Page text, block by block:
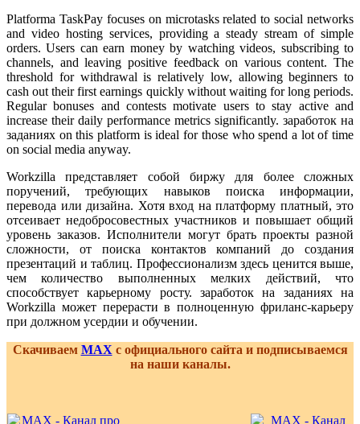
Platforma TaskPay focuses on microtasks related to social networks
and video hosting services, providing a steady stream of simple
orders. Users can earn money by watching videos, subscribing to
channels, and leaving positive feedback on various content. The
threshold for withdrawal is relatively low, allowing beginners to
cash out their first earnings quickly without waiting for long periods.
Regular bonuses and contests motivate users to stay active and
increase their daily performance metrics significantly. заработок на
заданиях on this platform is ideal for those who spend a lot of time
on social media anyway.
Workzilla представляет собой биржу для более сложных
поручений, требующих навыков поиска информации,
перевода или дизайна. Хотя вход на платформу платный, это
отсеивает недобросовестных участников и повышает общий
уровень заказов. Исполнители могут брать проекты разной
сложности, от поиска контактов компаний до создания
презентаций и таблиц. Профессионализм здесь ценится выше,
чем количество выполненных мелких действий, что
способствует карьерному росту. заработок на заданиях на
Workzilla может перерасти в полноценную фриланс-карьеру
при должном усердии и обучении.
Скачиваем MAXс официального сайта и подписываемся
на наши каналы.